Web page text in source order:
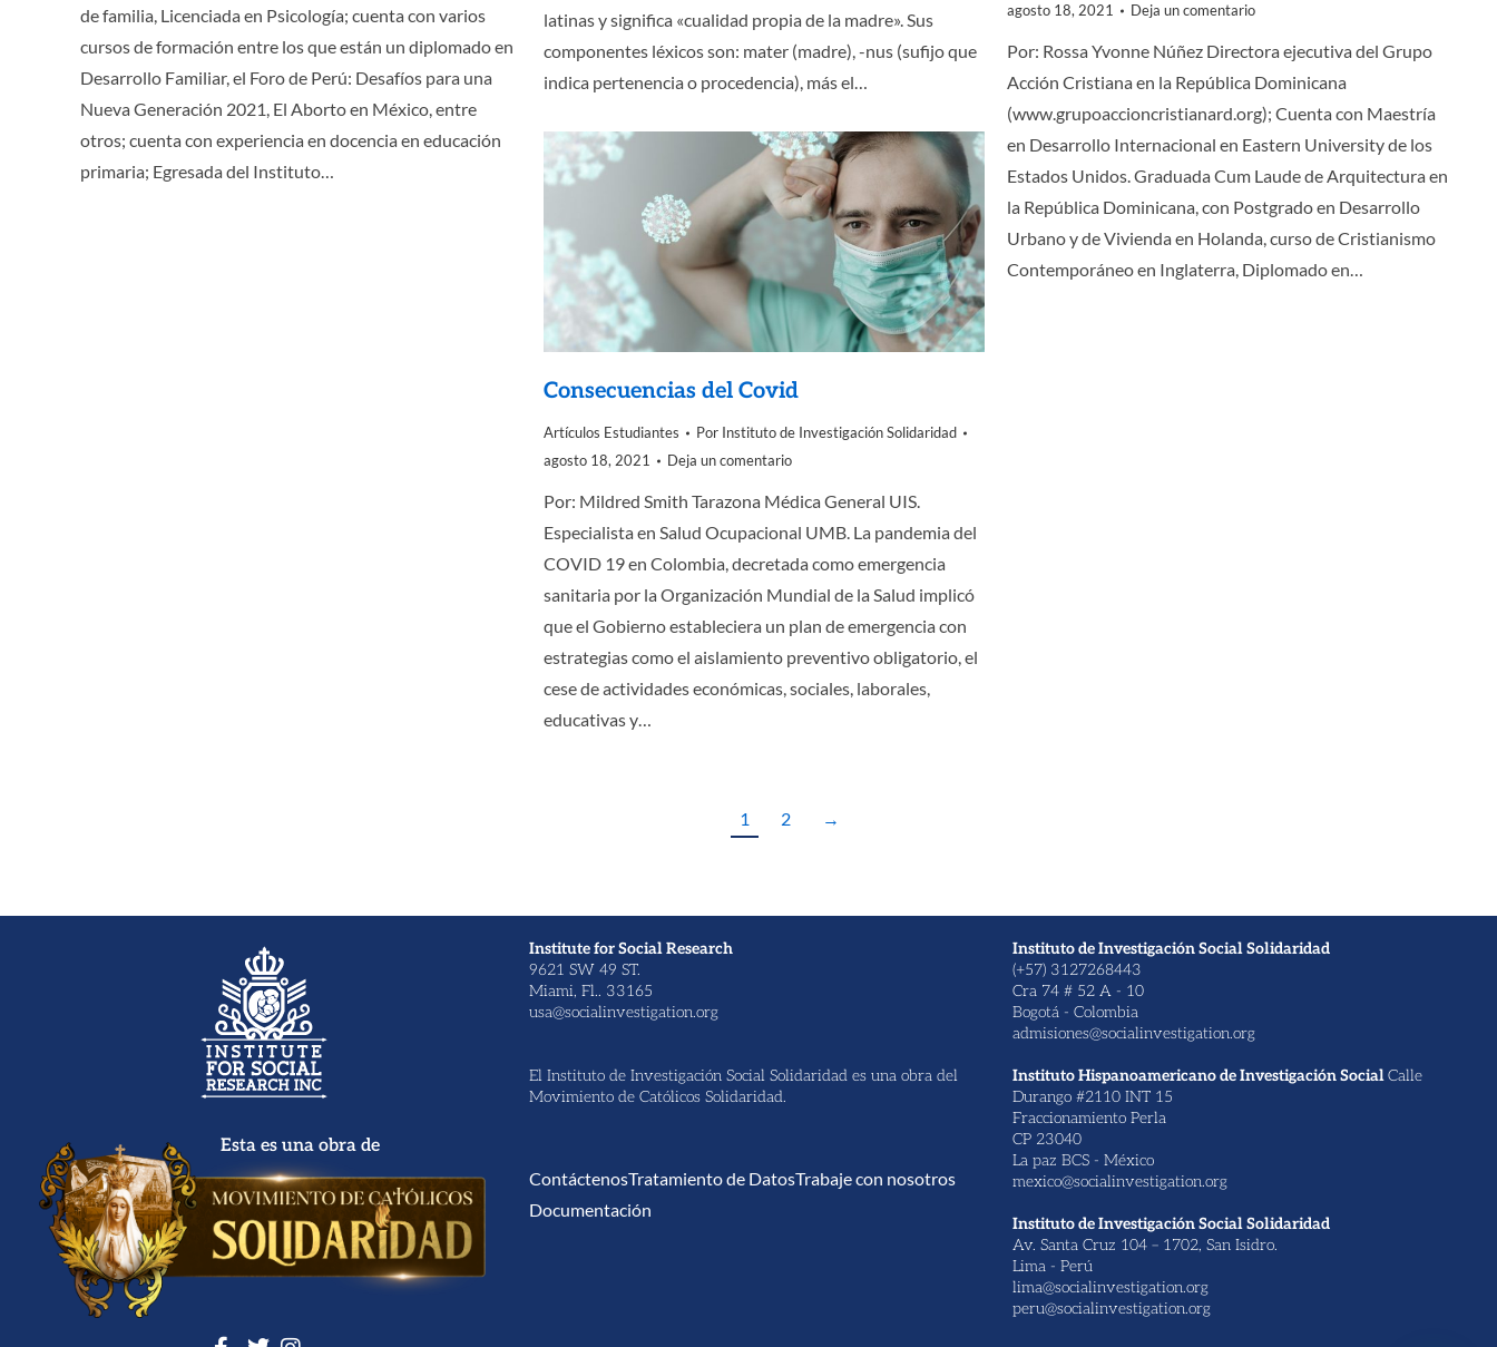
latinas y significa «cualidad propia de la madre». Sus
componentes léxicos son: mater (madre), -nus (sufijo que
indica pertenencia o procedencia), más el…
de familia, Licenciada en Psicología; cuenta con varios
cursos de formación entre los que están un diplomado en
Desarrollo Familiar, el Foro de Perú: Desafíos para una
Nueva Generación 2021, El Aborto en México, entre
otros; cuenta con experiencia en docencia en educación
primaria; Egresada del Instituto…
agosto 18, 2021
Deja un comentario
Por: Rossa Yvonne Núñez Directora ejecutiva del Grupo
Acción Cristiana en la República Dominicana
(www.grupoaccioncristianard.org); Cuenta con Maestría
en Desarrollo Internacional en Eastern University de los
Estados Unidos. Graduada Cum Laude de Arquitectura en
la República Dominicana, con Postgrado en Desarrollo
Urbano y de Vivienda en Holanda, curso de Cristianismo
Contemporáneo en Inglaterra, Diplomado en…
Consecuencias del Covid
Artículos Estudiantes Por Instituto de Investigación Solidaridad
agosto 18, 2021
Deja un comentario
Por: Mildred Smith Tarazona Médica General UIS.
Especialista en Salud Ocupacional UMB. La pandemia del
COVID 19 en Colombia, decretada como emergencia
sanitaria por la Organización Mundial de la Salud implicó
que el Gobierno estableciera un plan de emergencia con
estrategias como el aislamiento preventivo obligatorio, el
cese de actividades económicas, sociales, laborales,
educativas y…
1 2 →
Esta es una obra de
Institute for Social Research
9621 SW 49 ST.
Miami, Fl.. 33165
usa@socialinvestigation.org
El Instituto de Investigación Social Solidaridad es una obra del
Movimiento de Católicos Solidaridad.
ContáctenosTratamiento de DatosTrabaje con nosotros
Documentación
Instituto de Investigación Social Solidaridad
(+57) 3127268443
Cra 74 # 52 A - 10
Bogotá - Colombia
admisiones@socialinvestigation.org
Instituto Hispanoamericano de Investigación SocialCalle
Durango #2110 INT 15
Fraccionamiento Perla
CP 23040
La paz BCS - México
mexico@socialinvestigation.org
Instituto de Investigación Social Solidaridad
Av. Santa Cruz 104 – 1702, San Isidro.
Lima - Perú
lima@socialinvestigation.org
peru@socialinvestigation.org